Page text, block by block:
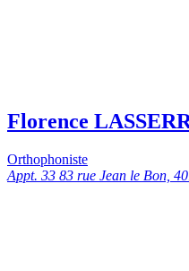
Florence
Orthophoniste
Appt. 33 83 rue Jean le Bon,